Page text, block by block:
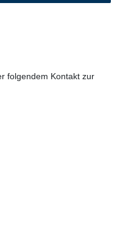
folgendem Kontakt zur